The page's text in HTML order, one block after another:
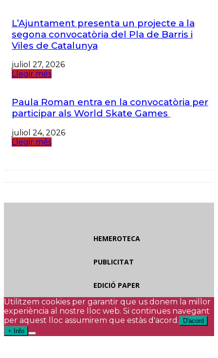
L’Ajuntament presenta un projecte a la
segona convocatòria del Pla de Barris i
Viles de Catalunya
juliol 27, 2026
Llegir més
Paula Roman entra en la convocatòria per
participar als World Skate Games
juliol 24, 2026
Llegir més
HEMEROTECA
PUBLICITAT
EDICIÓ PAPER
Utilitzem cookies per garantir que us donem la millor
experiència al nostre lloc web. Si continues navegant
per aquest lloc assumirem que estàs d'acord.
D'acord
+ Info